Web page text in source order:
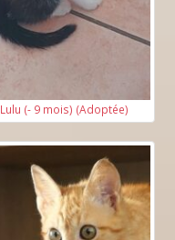
Lulu (- 9 mois) (Adoptée)